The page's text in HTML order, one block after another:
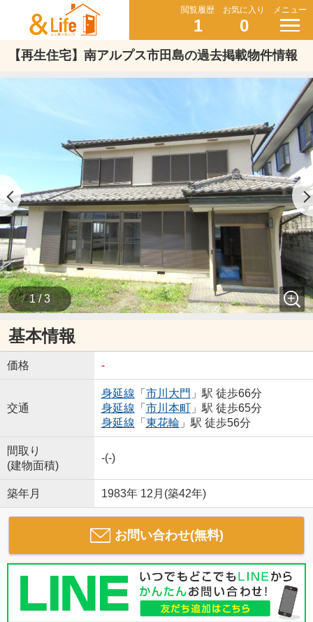
閲覧履歴
1
お気に入り
0
メニュー
【再生住宅】南アルプス市田島の過去掲載物件情報
1 / 3
基本情報
価格 -
交通
身延線 「 市川大門 」駅 徒歩66分
身延線 「 市川本町」駅 徒歩65分
身延線 「 東花輪」駅 徒歩56分
間取り
(建物面積)
-(-)
築年月 1983年 12月(築42年)
お問い合わせ(無料)